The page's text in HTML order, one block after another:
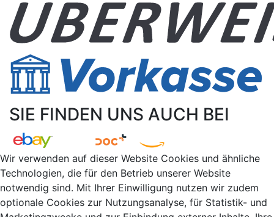
SIE FINDEN UNS AUCH BEI
Wir verwenden auf dieser Website Cookies und ähnliche
Technologien, die für den Betrieb unserer Website
notwendig sind. Mit Ihrer Einwilligung nutzen wir zudem
optionale Cookies zur Nutzungsanalyse, für Statistik- und